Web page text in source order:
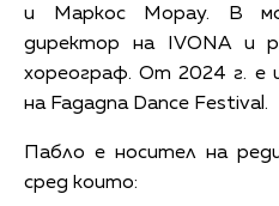
и Маркос Морау. В
директор на IVONA и
хореограф. От 2024 г. е
на Fagagna Dance Festival.
Пабло е носител на
сред които: